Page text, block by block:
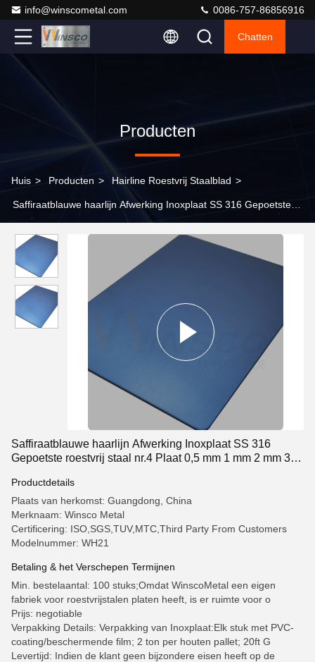
info@winscometal.com 0086-757-86856916
Chatten
Producten
Huis > Producten > Hairline Roestvrij Staalblad >
Saffiraatblauwe haarlijn Afwerking Inoxplaat SS 316 Gepoetste
Saffiraatblauwe haarlijn Afwerking Inoxplaat SS 316
Gepoetste roestvrij staal nr.4 Plaat 0,5 mm 1 mm 2 mm 3
Productdetails
Plaats van herkomst: Guangdong, China
Merknaam: Winsco Metal
Certificering: ISO,SGS,TUV,MTC,Third Party From Customers
Modelnummer: WH21
Betaling & het Verschepen Termijnen
Min. bestelaantal: 100 stuks;Omdat WinscoMetal een eigen
fabriek voor roestvrijstalen platen heeft, is er ruimte voor o
Prijs: negotiable
Verpakking Details: Verpakking van Inoxplaat:Elk stuk met PVC-
coating/beschermende film; 2 ton per houten pallet; 20ft G
Levertijd: Indien de klant geen bijzondere eisen heeft op de